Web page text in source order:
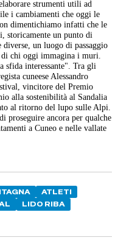
strumenti utili ad
i cambiamenti che oggi le
dimentichiamo infatti che le
storicamente un punto di
un luogo di passaggio
chi oggi immagina i muri.
sfida interessante". Tra gli
cuneese Alessandro
vincitore del Premio
alla sostenibilità al Sandalia
al ritorno del lupo sulle Alpi.
proseguire ancora per qualche
a Cuneo e nelle vallate
ATLETI
LIDO RIBA